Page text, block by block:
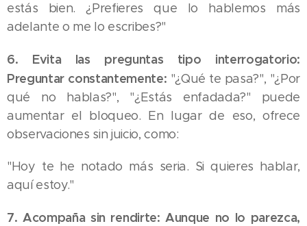
estás bien. ¿Prefieres que lo hablemos más
adelante o me lo escribes?"
6. Evita las preguntas tipo interrogatorio:
Preguntar constantemente: "¿Qué te pasa?", "¿Por
qué no hablas?", "¿Estás enfadada?" puede
aumentar el bloqueo. En lugar de eso, ofrece
observaciones sin juicio, como:
"Hoy te he notado más seria. Si quieres hablar,
aquí estoy."
7. Acompaña sin rendirte: Aunque no lo parezca,